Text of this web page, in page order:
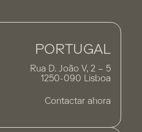
PORTUGAL
Rua D. João V, 2 – 5
1250-090 Lisboa
Contactar ahora